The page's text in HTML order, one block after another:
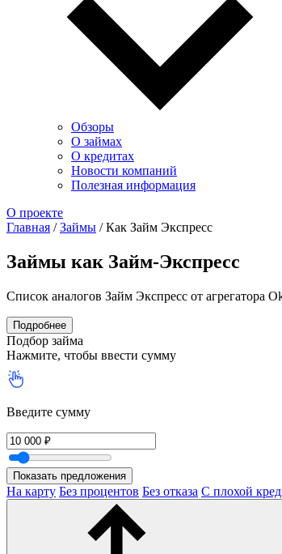
Обзоры
О займах
О кредитах
Новости компаний
Полезная информация
О проекте
Главная /Займы /Как Займ Экспресс
Займы как Займ-Экспресс
Список аналогов Займ Экспресс от агрегатора
Подробнее
Подбор займа
Нажмите, чтобы ввести сумму
Введите сумму
На карту Без процентов Без отказа С плохой